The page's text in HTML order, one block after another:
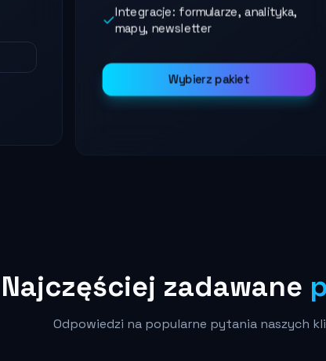
Integracje: formularze, analityka,
mapy, newsletter
Wybierz pakiet
Najczęściej zadawane
Odpowiedzi na popularne pytania naszych